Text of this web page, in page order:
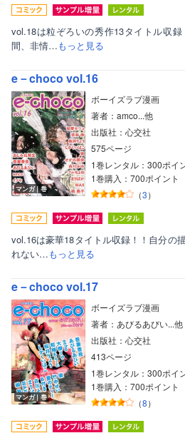
vol.18は粒ぞろいの秀作13タイトル収
間、非情…もっと見る
e－choco vol.16
マンガ｜巻
ボーイズラブ漫画
著者：amco...他
出版社：心交社
575ページ
1巻レンタル：300ポイ
1巻購入：700ポイント
（3）
vol.16は豪華18タイトル収録！！自分の
れない…もっと見る
e－choco vol.17
マンガ｜巻
ボーイズラブ漫画
著者：あびるあびい...他
出版社：心交社
413ページ
1巻レンタル：300ポイ
1巻購入：700ポイント
（8）